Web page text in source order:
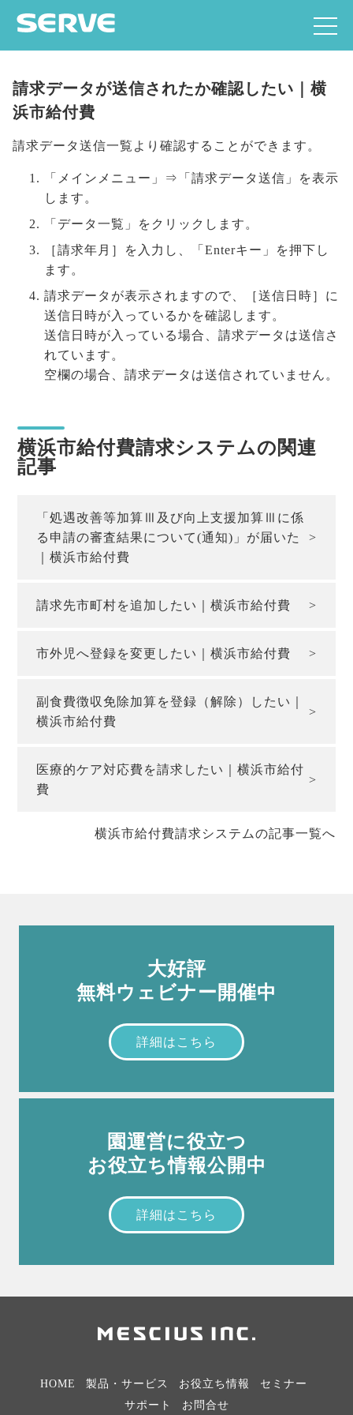
請求データが送信されたか確認したい｜横
浜市給付費
請求データ送信一覧より確認することができます。
「メインメニュー」⇒「請求データ送信」を表示
します。
「データ一覧」をクリックします。
［請求年月］を入力し、「Enterキー」を押下し
ます。
請求データが表示されますので、［送信日時］に
送信日時が入っているかを確認します。
送信日時が入っている場合、請求データは送信さ
れています。
空欄の場合、請求データは送信されていません。
横浜市給付費請求システムの関連
記事
「処遇改善等加算Ⅲ及び向上支援加算Ⅲに係
る申請の審査結果について(通知)」が届いた
｜横浜市給付費
請求先市町村を追加したい｜横浜市給付費
市外児へ登録を変更したい｜横浜市給付費
副食費徴収免除加算を登録（解除）したい｜
横浜市給付費
医療的ケア対応費を請求したい｜横浜市給付
費
横浜市給付費請求システムの記事一覧へ
大好評
無料ウェビナー開催中
詳細はこちら
園運営に役立つ
お役立ち情報公開中
詳細はこちら
HOME 製品・サービス お役立ち情報
セミナー
サポート
お問合せ